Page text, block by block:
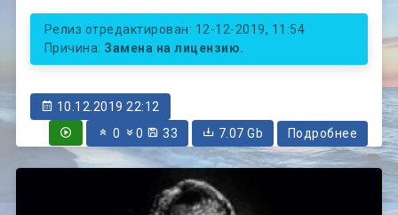
Релиз отредактирован: 12-12-2019, 11:54
Причина: Замена на лицензию.
10.12.2019 22:12
0
0 33 7.07 Gb Подробнее